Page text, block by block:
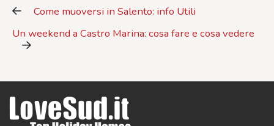
Come muoversi in Salento: info Utili
Un weekend a Castro Marina: cosa fare e cosa vedere